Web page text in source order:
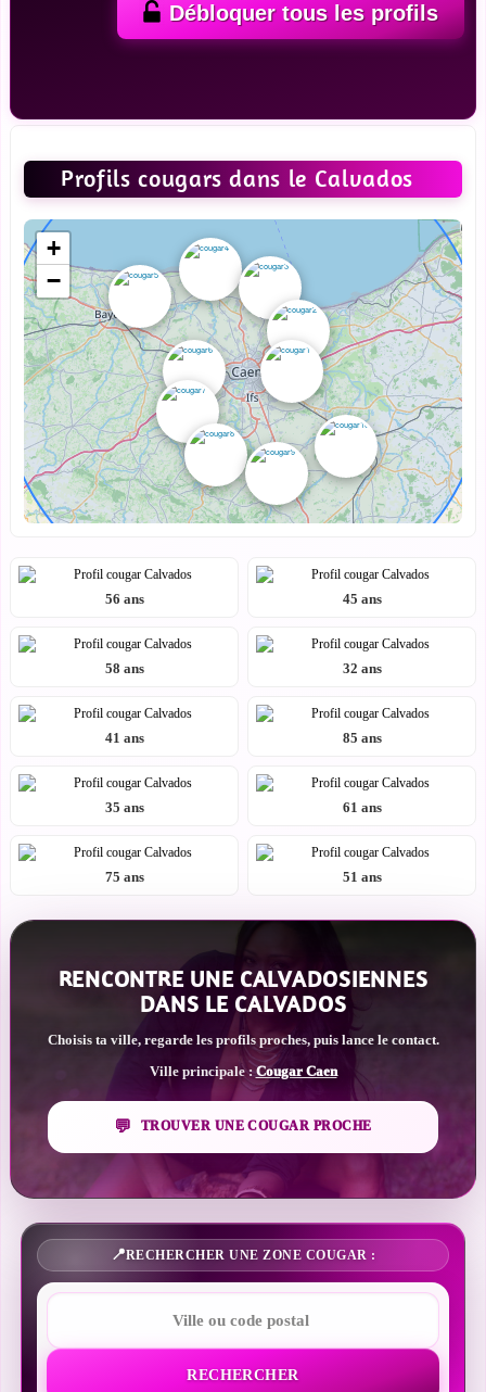
Débloquer tous les profils
Profils cougars dans le Calvados
+
−
56 ans 45 ans
58 ans 32 ans
41 ans 85 ans
35 ans 61 ans
75 ans 51 ans
RENCONTRE UNE CALVADOSIENNES
DANS LE CALVADOS
Choisis ta ville, regarde les profils proches, puis lance le contact.
Ville principale :Cougar Caen
TROUVER UNE COUGAR PROCHE
RECHERCHER UNE ZONE COUGAR :
RECHERCHER